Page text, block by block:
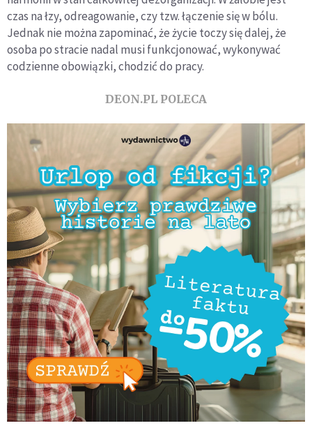
czas na łzy, odreagowanie, czy tzw. łączenie się w bólu.
Jednak nie można zapominać, że życie toczy się dalej, że
osoba po stracie nadal musi funkcjonować, wykonywać
codzienne obowiązki, chodzić do pracy.
DEON.PL POLECA